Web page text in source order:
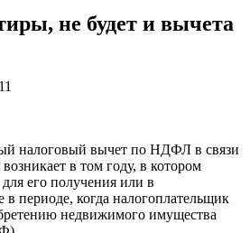
не будет и вычета
налоговый вычет по НДФЛ в связи
в том году, в котором
его получения или в
периоде, когда налогоплательщик
недвижимого имущества